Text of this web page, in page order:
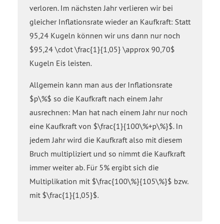
verloren. Im nächsten Jahr verlieren wir bei
gleicher Inflationsrate wieder an Kaufkraft: Statt
95,24 Kugeln können wir uns dann nur noch
$95,24 \cdot \frac{1}{1,05} \approx 90,70$
Kugeln Eis leisten.
Allgemein kann man aus der Inflationsrate
$p\%$ so die Kaufkraft nach einem Jahr
ausrechnen: Man hat nach einem Jahr nur noch
eine Kaufkraft von $\frac{1}{100\%+p\%}$. In
jedem Jahr wird die Kaufkraft also mit diesem
Bruch multipliziert und so nimmt die Kaufkraft
immer weiter ab. Für 5% ergibt sich die
Multiplikation mit $\frac{100\%}{105\%}$ bzw.
mit $\frac{1}{1,05}$.